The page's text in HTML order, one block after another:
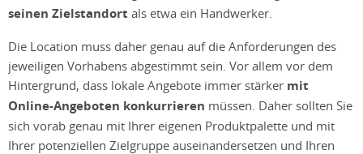
seinen Zielstandort als etwa ein Handwerker.
Die Location muss daher genau auf die Anforderungen des
jeweiligen Vorhabens abgestimmt sein. Vor allem vor dem
Hintergrund, dass lokale Angebote immer stärker mit
Online-Angeboten konkurrieren müssen. Daher sollten Sie
sich vorab genau mit Ihrer eigenen Produktpalette und mit
Ihrer potenziellen Zielgruppe auseinandersetzen und Ihren